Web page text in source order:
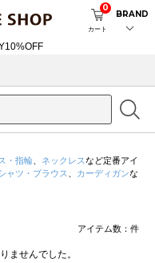
カート
0
BRAND
・指輪 ネックレスなど定番アイ
ャツ・ブラウス カーディガンな
アイテム数： 件
ませんでした。